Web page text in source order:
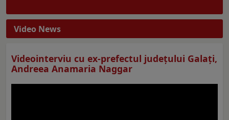
Video News
Videointerviu cu ex-prefectul judeţului Galaţi,
Andreea Anamaria Naggar